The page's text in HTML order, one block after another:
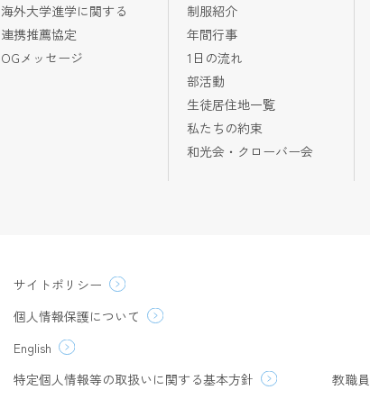
海外大学進学に関する
連携推薦協定
OGメッセージ
制服紹介
年間行事
1日の流れ
部活動
生徒居住地一覧
私たちの約束
和光会・クローバー会
サイトポリシー
個人情報保護について
English
特定個人情報等の取扱いに関する基本方針 教職